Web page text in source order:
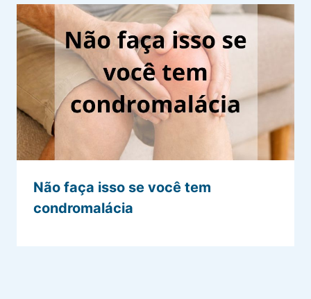
Não faça isso se você tem
condromalácia